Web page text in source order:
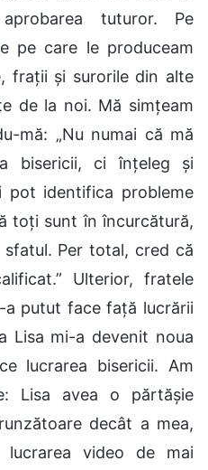
tuturor. Pe
pe care le produceam
frații și surorile din alte
de la noi. Mă simțeam
mă: „Nu numai că mă
bisericii, ci înțeleg și
pot identifica probleme
toți sunt în încurcătură,
Per total, cred că
Ulterior, fratele
putut face față lucrării
Lisa mi-a devenit noua
lucrarea bisericii. Am
Lisa avea o părtășie
decât a mea,
lucrarea video de mai